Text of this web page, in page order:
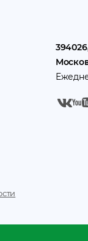
394026